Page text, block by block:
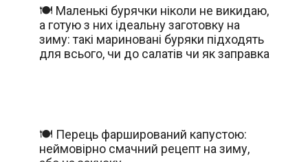
🍽️ Маленькі бурячки ніколи не викидаю,
а готую з них ідеальну заготовку на
зиму: такі мариновані буряки підходять
для всього, чи до салатів чи як заправка
🍽️ Перець фарширований капустою:
неймовірно смачний рецепт на зиму,